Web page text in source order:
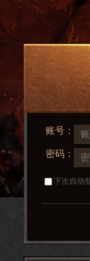
账号：
密码：
下次自动